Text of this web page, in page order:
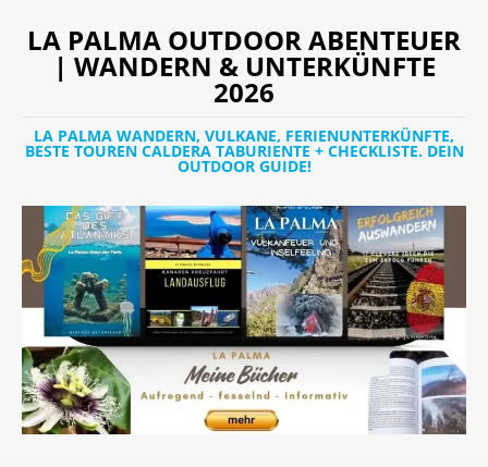
LA PALMA OUTDOOR ABENTEUER
| WANDERN & UNTERKÜNFTE
2026
LA PALMA WANDERN, VULKANE, FERIENUNTERKÜNFTE,
BESTE TOUREN CALDERA TABURIENTE + CHECKLISTE. DEIN
OUTDOOR GUIDE!